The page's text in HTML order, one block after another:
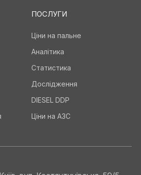
ПОСЛУГИ
Ціни на пальне
Аналітика
Статистика
Дослідження
DIESEL DDP
Ціни на АЗС